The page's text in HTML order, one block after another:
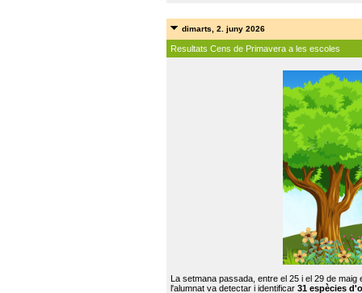
dimarts, 2. juny 2026
Resultats Cens de Primavera a les escoles
La setmana passada, entre el 25 i el 29 de
l'alumnat va detectar i identificar 31 espècies